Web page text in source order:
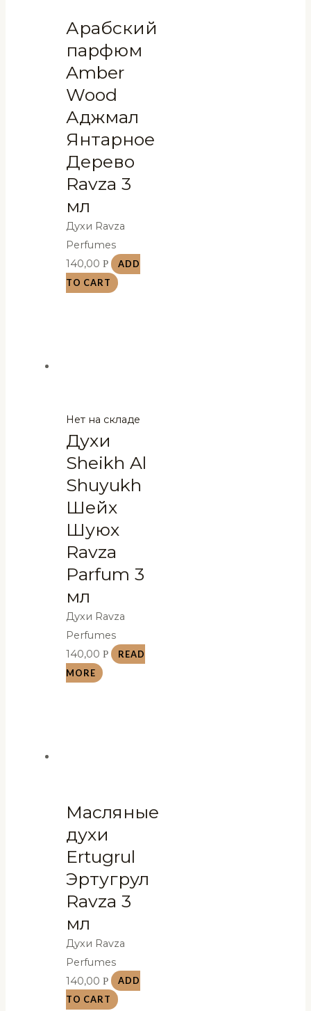
Арабский
парфюм
Amber
Wood
Аджмал
Янтарное
Дерево
Ravza 3
мл
Духи Ravza
Perfumes
140,00Р
ADD
TO CART
Нет на складе
Духи
Sheikh Al
Shuyukh
Шейх
Шуюх
Ravza
Parfum 3
мл
Духи Ravza
Perfumes
140,00Р
READ
MORE
Масляные
духи
Ertugrul
Эртугрул
Ravza 3
мл
Духи Ravza
Perfumes
140,00Р
ADD
TO CART